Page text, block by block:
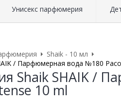
Унисекс парфюмерия
Shaik - 10 мл
/ Парфюмерная вода №180
Shaik SHAIK /
10 ml